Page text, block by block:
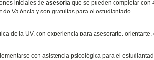
iniciales de asesoría que se pueden completar con
València y son gratuitas para el estudiantado.
de la UV, con experiencia para asesorarte,
con asistencia psicológica para el